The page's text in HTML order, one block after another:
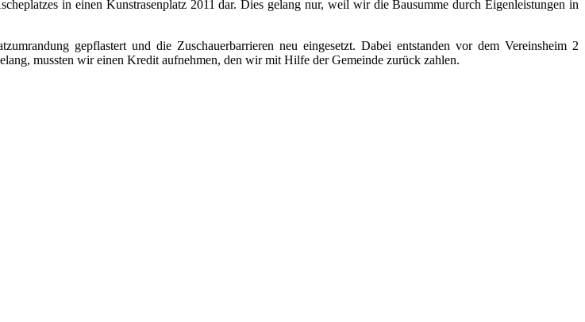
in einen Kunstrasenplatz 2011 dar. Dies gelang nur, weil wir die Bausumme durch Eigenleistungen in
gepflastert und die Zuschauerbarrieren neu eingesetzt. Dabei entstanden vor dem Vereinsheim 2
mussten wir einen Kredit aufnehmen, den wir mit Hilfe der Gemeinde zurück zahlen.